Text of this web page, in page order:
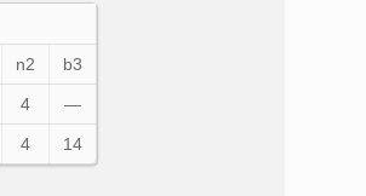
n2 b3
4 —
4 14